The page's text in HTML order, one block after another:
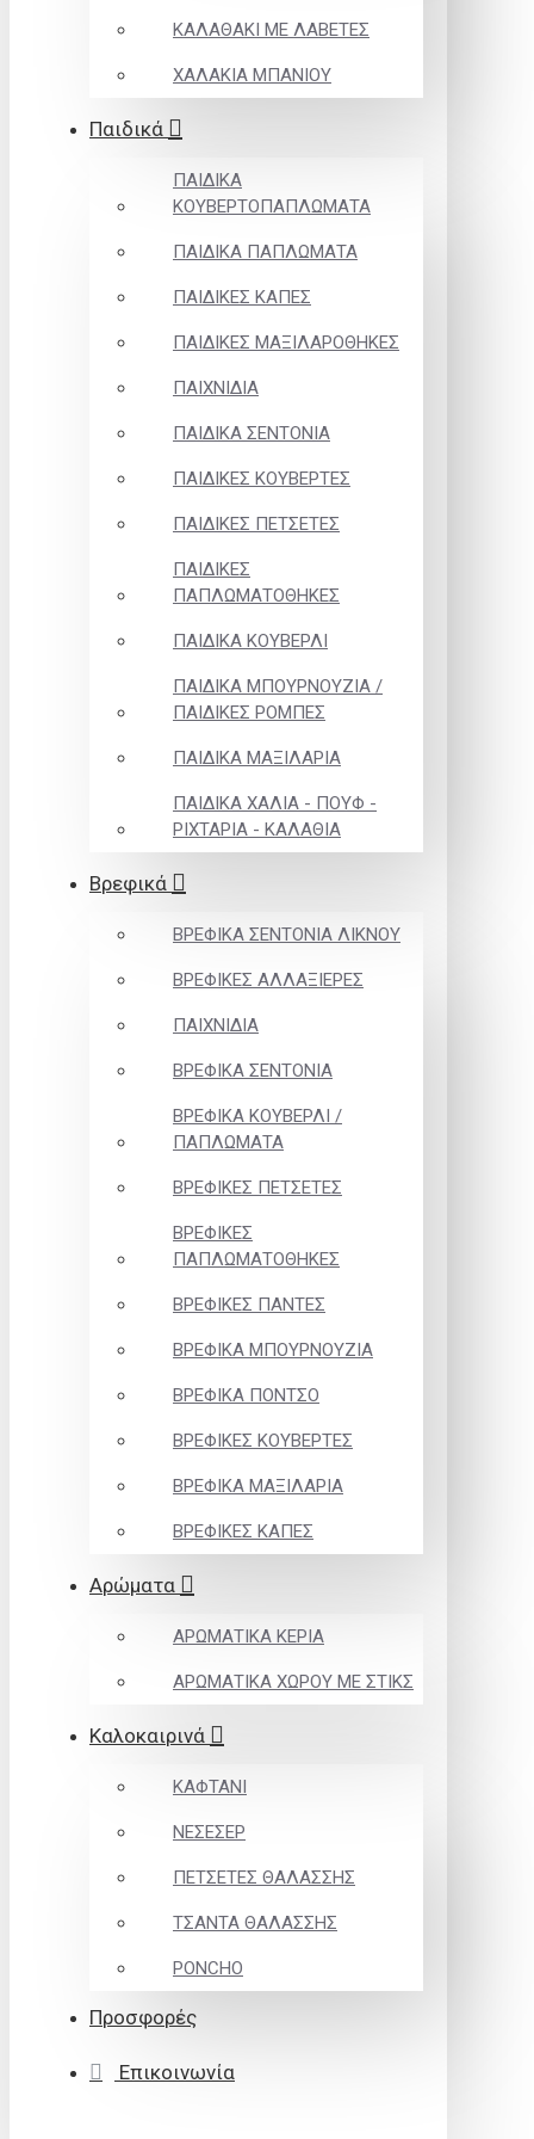
ΚΑΛΑΘΑΚΙ ΜΕ ΛΑΒΕΤΕΣ
ΧΑΛΑΚΙΑ ΜΠΑΝΙΟΥ
Παιδικά
ΠΑΙΔΙΚΑ
ΚΟΥΒΕΡΤΟΠΑΠΛΩΜΑΤΑ
ΠΑΙΔΙΚΑ ΠΑΠΛΩΜΑΤΑ
ΠΑΙΔΙΚΕΣ ΚΑΠΕΣ
ΠΑΙΔΙΚΕΣ ΜΑΞΙΛΑΡΟΘΗΚΕΣ
ΠΑΙΧΝΙΔΙΑ
ΠΑΙΔΙΚΑ ΣΕΝΤΟΝΙΑ
ΠΑΙΔΙΚΕΣ ΚΟΥΒΕΡΤΕΣ
ΠΑΙΔΙΚΕΣ ΠΕΤΣΕΤΕΣ
ΠΑΙΔΙΚΕΣ
ΠΑΠΛΩΜΑΤΟΘΗΚΕΣ
ΠΑΙΔΙΚΑ ΚΟΥΒΕΡΛΙ
ΠΑΙΔΙΚΑ ΜΠΟΥΡΝΟΥΖΙΑ /
ΠΑΙΔΙΚΕΣ ΡΟΜΠΕΣ
ΠΑΙΔΙΚΑ ΜΑΞΙΛΑΡΙΑ
ΠΑΙΔΙΚΑ ΧΑΛΙΑ - ΠΟΥΦ -
ΡΙΧΤΑΡΙΑ - ΚΑΛΑΘΙΑ
Βρεφικά
ΒΡΕΦΙΚΑ ΣΕΝΤΟΝΙΑ ΛΙΚΝΟΥ
ΒΡΕΦΙΚΕΣ ΑΛΛΑΞΙΕΡΕΣ
ΠΑΙΧΝΙΔΙΑ
ΒΡΕΦΙΚΑ ΣΕΝΤΟΝΙΑ
ΒΡΕΦΙΚΑ ΚΟΥΒΕΡΛΙ /
ΠΑΠΛΩΜΑΤΑ
ΒΡΕΦΙΚΕΣ ΠΕΤΣΕΤΕΣ
ΒΡΕΦΙΚΕΣ
ΠΑΠΛΩΜΑΤΟΘΗΚΕΣ
ΒΡΕΦΙΚΕΣ ΠΑΝΤΕΣ
ΒΡΕΦΙΚΑ ΜΠΟΥΡΝΟΥΖΙΑ
ΒΡΕΦΙΚΑ ΠΟΝΤΣΟ
ΒΡΕΦΙΚΕΣ ΚΟΥΒΕΡΤΕΣ
ΒΡΕΦΙΚΑ ΜΑΞΙΛΑΡΙΑ
ΒΡΕΦΙΚΕΣ ΚΑΠΕΣ
Αρώματα
ΑΡΩΜΑΤΙΚΑ ΚΕΡΙΑ
ΑΡΩΜΑΤΙΚΑ ΧΩΡΟΥ ΜΕ ΣΤΙΚΣ
Καλοκαιρινά
ΚΑΦΤΑΝΙ
ΝΕΣΕΣΕΡ
ΠΕΤΣΕΤΕΣ ΘΑΛΑΣΣΗΣ
ΤΣΑΝΤΑ ΘΑΛΑΣΣΗΣ
PONCHO
Προσφορές
Επικοινωνία